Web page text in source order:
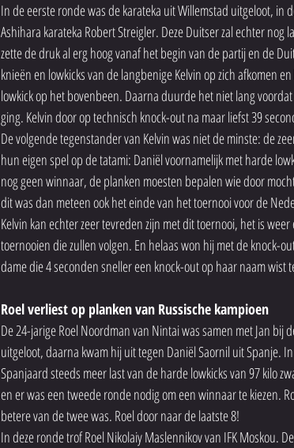
In de eerste ronde was de karateka uit Willemstad uitgeloot,
Ashihara karateka Robert Streigler. Deze Duitser zal echter
zette de druk al erg hoog vanaf het begin van de partij en de
knieën en lowkicks van de langbenige Kelvin op zich afkomen
lowkick op het bovenbeen. Daarna duurde het niet lang
ging. Kelvin door op technisch knock-out na maar liefst 39
De volgende tegenstander van Kelvin was niet de minste: de
hun eigen spel op de tatami: Daniël voornamelijk met harde
nog geen winnaar, de planken moesten bepalen wie door
dit was dan meteen ook het einde van het toernooi voor de
Kelvin kan echter zeer tevreden zijn met dit toernooi, het is
toernooien die zullen volgen. En helaas won hij met de knock-
dame die 4 seconden sneller een knock-out op haar naam wist
Roel verliest op planken van Russische kampioen
De 24-jarige Roel Noordman van Nintai was samen met Jan bij
uitgeloot, daarna kwam hij uit tegen Daniël Saornil uit Spanje.
Spanjaard steeds meer last van de harde lowkicks van 97 kilo
en er was een tweede ronde nodig om een winnaar te kiezen.
betere van de twee was. Roel door naar de laatste 8!
In deze ronde trof Roel Nikolaiy Maslennikov van IFK Moskou.